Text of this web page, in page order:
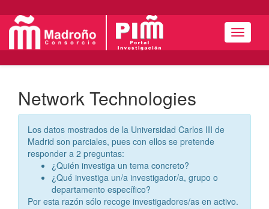
Menú
Network Technologies
Los datos mostrados de la Universidad Carlos III de
Madrid son parciales, pues con ellos se pretende
responder a 2 preguntas:
¿Quién investiga un tema concreto?
¿Qué investiga un/a investigador/a, grupo o
departamento específico?
Por esta razón sólo recoge investigadores/as en activo.